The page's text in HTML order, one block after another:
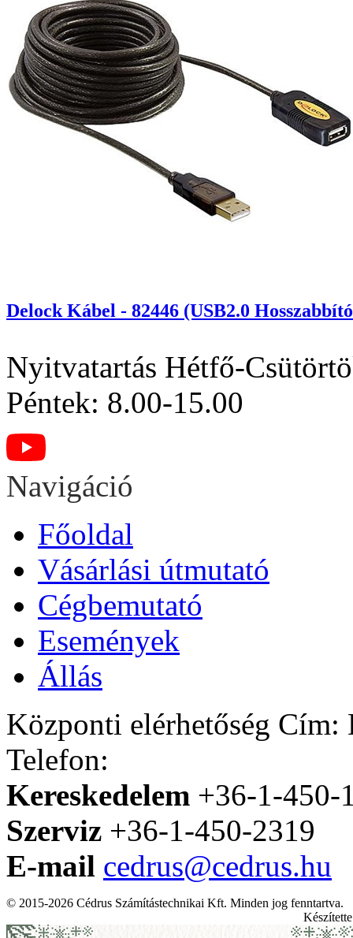
Delock Kábel - 82446 (USB2.0
Nyitvatartás Hétfő-
Péntek: 8.00-15.00
Navigáció
Főoldal
Vásárlási útmutató
Cégbemutató
Események
Állás
Központi elérhetőség Cím:
Telefon:
Kereskedelem +36-1-450-
Szerviz +36-1-450-2319
E-mail cedrus@cedrus.hu
© 2015-2026 Cédrus Számítástechnikai Kft. Minden jog fenntartva.